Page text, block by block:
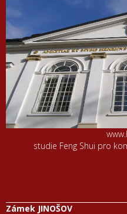
studie Feng Shui pro
Zámek JINOŠOV